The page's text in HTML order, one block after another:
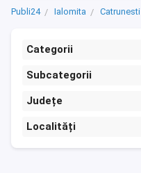
Publi24 Ialomita Catrunesti
Categorii
Subcategorii
Județe
Localități